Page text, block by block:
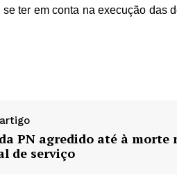
ter em conta na execução das
PN agredido até à morte
de serviço